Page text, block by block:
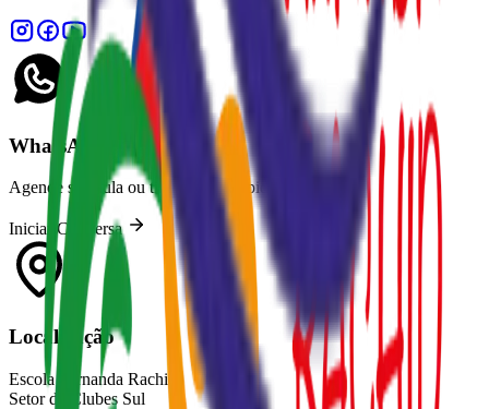
WhatsApp
Agende sua aula ou tire dúvidas rapidamente.
Iniciar Conversa
Localização
Escola Fernanda Rachid
Setor de Clubes Sul